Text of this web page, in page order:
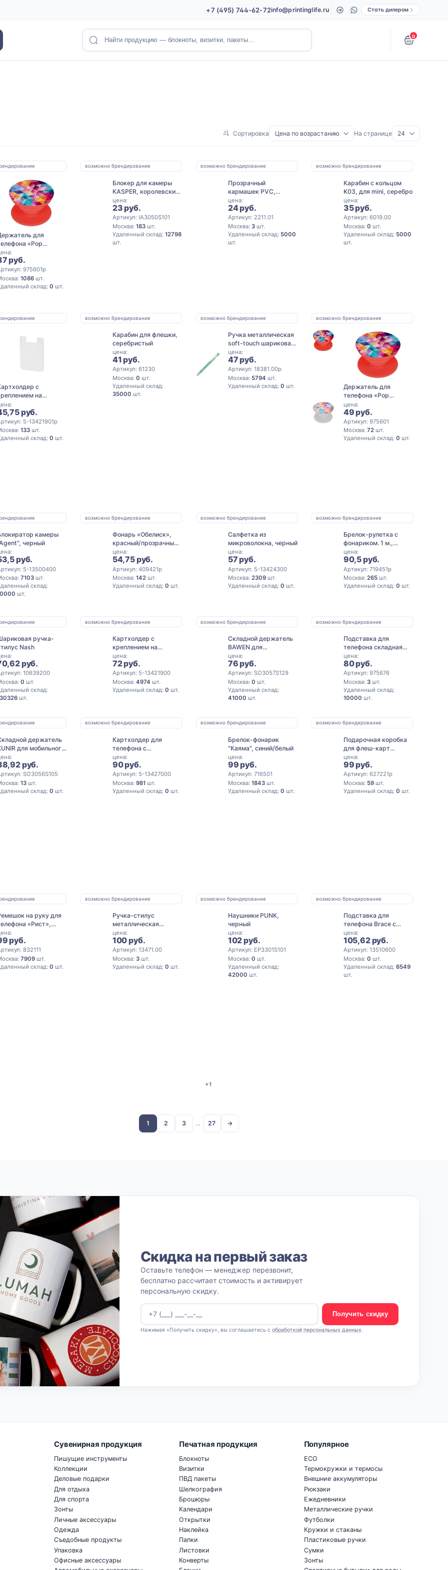
+7 (495) 744-62-72info@printinglife.ru Стать дилером
0
Сортировка На странице
для
«Pop
черный (P)
руб.
975601p
1086шт.
склад: 0 шт.
возможно брендирование
Блокер для камеры
KASPER, королевский
синий
цена:
23 руб.
Артикул: IA3050S101
Москва: 183шт.
Удаленный склад: 12798
шт.
возможно брендирование
Прозрачный
кармашек PVC,
черный цвет
цена:
24 руб.
Артикул: 2211.01
Москва: 3шт.
Удаленный склад: 5000
шт.
возможно брендирование
Карабин с кольцом
K03, для mini, серебро
цена:
35 руб.
Артикул: 6019.00
Москва: 0 шт.
Удаленный склад: 5000
шт.
с
на
«Gummy»,
синий
руб.
5-13421901p
133шт.
склад: 0 шт.
возможно брендирование
Карабин для флешки,
серебристый
цена:
41 руб.
Артикул: 61230
Москва: 0 шт.
Удаленный склад:
35000 шт.
возможно брендирование
Ручка металлическая
soft-touch шариковая
со стилусом «Sway»,
черный/серебристый
(P)
цена:
47 руб.
Артикул: 18381.00p
Москва: 5794 шт.
Удаленный склад: 0 шт.
возможно брендирование
Держатель для
телефона «Pop
Stand», черный
цена:
49 руб.
Артикул: 975601
Москва: 72шт.
Удаленный склад: 0 шт.
камеры
черный
руб.
5-13500400
7103шт.
склад:
шт.
возможно брендирование
Фонарь «Обелиск»,
красный/прозрачный
(Р)
цена:
54,75 руб.
Артикул: 409421p
Москва: 142шт.
Удаленный склад: 0 шт.
возможно брендирование
Салфетка из
микроволокна, черный
цена:
57 руб.
Артикул: 5-13424300
Москва: 2309шт.
Удаленный склад: 0 шт.
возможно брендирование
Брелок-рулетка с
фонариком. 1 м.,
синий/белый
цена:
90,5 руб.
Артикул: 719451p
Москва: 265шт.
Удаленный склад: 0 шт.
ручка-
Nash
руб.
10639200
0 шт.
склад:
шт.
возможно брендирование
Картхолдер с
креплением на
телефон «Gummy»,
черный
цена:
72 руб.
Артикул: 5-13421900
Москва: 4974 шт.
Удаленный склад: 0 шт.
возможно брендирование
Складной держатель
BAWEN для
мобильного телефона
из пшеничного
волокна, бежевый
цена:
76 руб.
Артикул: SO3057S129
Москва: 0 шт.
Удаленный склад:
41000 шт.
возможно брендирование
Подставка для
телефона складная
«Zent», черный
цена:
80 руб.
Артикул: 975676
Москва: 3шт.
Удаленный склад:
10000 шт.
держатель
для мобильного
синий
руб.
SO3056S105
13шт.
склад: 0 шт.
возможно брендирование
Картхолдер для
телефона с
держателем
«Trighold», ярко-синий
цена:
90 руб.
Артикул: 5-13427000
Москва: 981 шт.
Удаленный склад: 0 шт.
возможно брендирование
Брелок-фонарик
"Каяма", синий/белый
цена:
99 руб.
Артикул: 716501
Москва: 1843шт.
Удаленный склад: 0 шт.
возможно брендирование
Подарочная коробка
для флеш-карт
треугольная, черный
цена:
99 руб.
Артикул: 627221p
Москва: 59шт.
Удаленный склад: 0 шт.
на руку для
«Рист»,
руб.
832111
7909шт.
склад: 0 шт.
возможно брендирование
Ручка-стилус
металлическая
шариковая «Poke»,
черный
цена:
100 руб.
Артикул: 13471.00
Москва: 3шт.
Удаленный склад: 0 шт.
возможно брендирование
+1
Наушники PUNK,
черный
цена:
102 руб.
Артикул: EP3301S101
Москва: 0 шт.
Удаленный склад:
42000 шт.
возможно брендирование
Подставка для
телефона Brace с
держателем для руки,
черный
цена:
105,62 руб.
Артикул: 13510600
Москва: 0 шт.
Удаленный склад: 6549
шт.
1 2 3 … 27 →
Скидка на первый заказ
Оставьте телефон — менеджер перезвонит,
бесплатно рассчитает стоимость и активирует
персональную скидку.
Получить скидку
Нажимая «Получить скидку», вы соглашаетесь с обработкой персональных данных.
Сувенирная продукция
Пишущие инструменты
Коллекции
Деловые подарки
Для отдыха
Для спорта
Зонты
Личные аксессуары
Одежда
Съедобные продукты
Упаковка
Офисные аксессуары
Печатная продукция
Блокноты
Визитки
ПВД пакеты
Шелкография
Брошюры
Календари
Открытки
Наклейка
Папки
Листовки
Конверты
Популярное
ECO
Термокружки и термосы
Внешние аккумуляторы
Рюкзаки
Ежедневники
Металлические ручки
Футболки
Кружки и стаканы
Пластиковые ручки
Сумки
Зонты